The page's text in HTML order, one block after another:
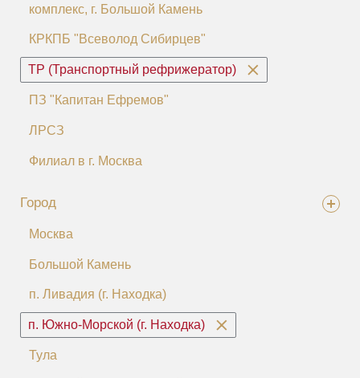
комплекс, г. Большой Камень
КРКПБ "Всеволод Сибирцев"
ТР (Транспортный рефрижератор)
ПЗ "Капитан Ефремов"
ЛРСЗ
Филиал в г. Москва
Город
Москва
Большой Камень
п. Ливадия (г. Находка)
п. Южно-Морской (г. Находка)
Тула